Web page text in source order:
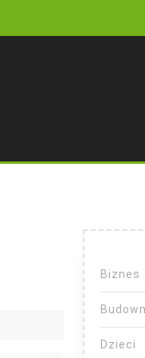
Biznes
Dzieci